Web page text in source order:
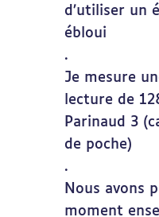
d’utiliser un
ébloui
.
Je mesure
lecture de
Parinaud 3
de poche)
.
Nous avons
moment